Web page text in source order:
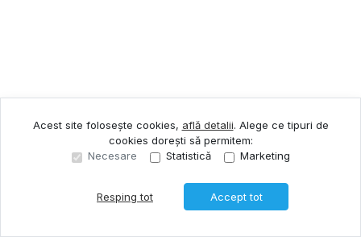
Sună acum Solicită vizionare
Acest site folosește cookies, află detalii. Alege ce tipuri de
cookies dorești să permitem:
Necesare
Statistică Marketing
Resping tot Accept tot